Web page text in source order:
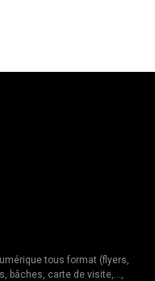
tous format (flyers,
bâches, carte de visite,…,